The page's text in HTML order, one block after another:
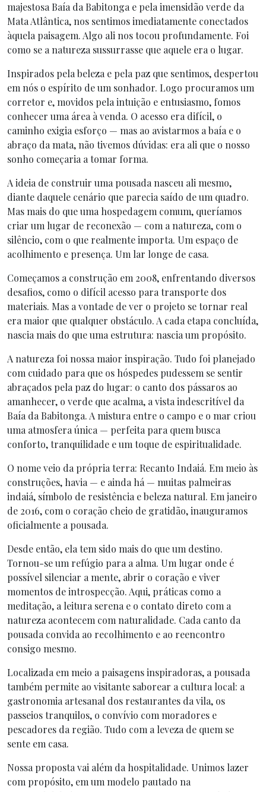
majestosa Baía da Babitonga e pela imensidão verde da
Mata Atlântica, nos sentimos imediatamente conectados
àquela paisagem. Algo ali nos tocou profundamente. Foi
como se a natureza sussurrasse que aquele era o lugar.
Inspirados pela beleza e pela paz que sentimos, despertou
em nós o espírito de um sonhador. Logo procuramos um
corretor e, movidos pela intuição e entusiasmo, fomos
conhecer uma área à venda. O acesso era difícil, o
caminho exigia esforço — mas ao avistarmos a baía e o
abraço da mata, não tivemos dúvidas: era ali que o nosso
sonho começaria a tomar forma.
A ideia de construir uma pousada nasceu ali mesmo,
diante daquele cenário que parecia saído de um quadro.
Mas mais do que uma hospedagem comum, queríamos
criar um lugar de reconexão — com a natureza, com o
silêncio, com o que realmente importa. Um espaço de
acolhimento e presença. Um lar longe de casa.
Começamos a construção em 2008, enfrentando diversos
desafios, como o difícil acesso para transporte dos
materiais. Mas a vontade de ver o projeto se tornar real
era maior que qualquer obstáculo. A cada etapa concluída,
nascia mais do que uma estrutura: nascia um propósito.
A natureza foi nossa maior inspiração. Tudo foi planejado
com cuidado para que os hóspedes pudessem se sentir
abraçados pela paz do lugar: o canto dos pássaros ao
amanhecer, o verde que acalma, a vista indescritível da
Baía da Babitonga. A mistura entre o campo e o mar criou
uma atmosfera única — perfeita para quem busca
conforto, tranquilidade e um toque de espiritualidade.
O nome veio da própria terra: Recanto Indaiá. Em meio às
construções, havia — e ainda há — muitas palmeiras
indaiá, símbolo de resistência e beleza natural. Em janeiro
de 2016, com o coração cheio de gratidão, inauguramos
oficialmente a pousada.
Desde então, ela tem sido mais do que um destino.
Tornou-se um refúgio para a alma. Um lugar onde é
possível silenciar a mente, abrir o coração e viver
momentos de introspecção. Aqui, práticas como a
meditação, a leitura serena e o contato direto com a
natureza acontecem com naturalidade. Cada canto da
pousada convida ao recolhimento e ao reencontro
consigo mesmo.
Localizada em meio a paisagens inspiradoras, a pousada
também permite ao visitante saborear a cultura local: a
gastronomia artesanal dos restaurantes da vila, os
passeios tranquilos, o convívio com moradores e
pescadores da região. Tudo com a leveza de quem se
sente em casa.
Nossa proposta vai além da hospitalidade. Unimos lazer
com propósito, em um modelo pautado na